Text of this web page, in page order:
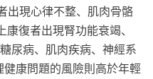
出現心律不整、肌肉骨骼
復者出現腎功能衰竭、
尿病、肌肉疾病、神經系
康問題的風險則高於年輕